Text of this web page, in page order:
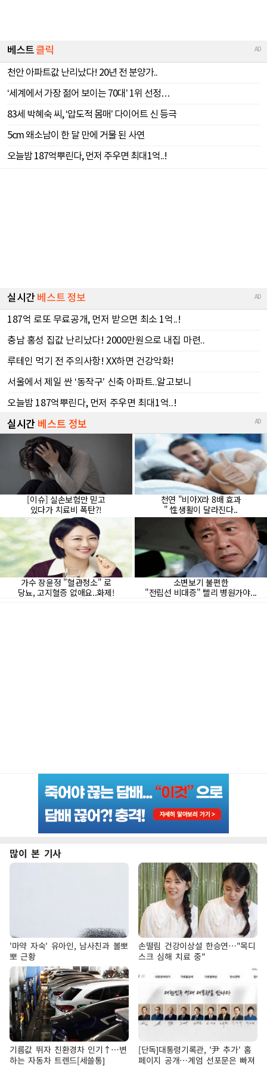
많이 본 기사
'마약 자숙' 유아인, 남사친과 볼뽀
뽀 근황
손떨림 건강이상설 한승연…"목디
스크 심해 치료 중"
기름값 뛰자 친환경차 인기↑…변
하는 자동차 트렌드[세쓸통]
[단독]대통령기록관, '尹 추가' 홈
페이지 공개…계엄 선포문은 빠져